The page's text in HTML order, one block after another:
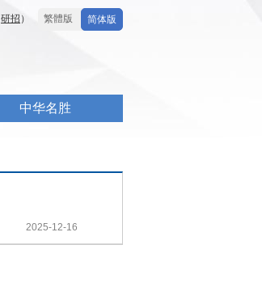
简体版
繁體版
研招 ）
中华名胜
2025-12-16